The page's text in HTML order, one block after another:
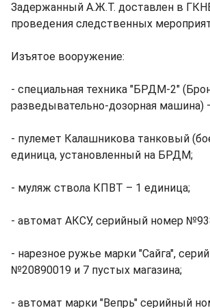
Задержанный А.Ж.Т. доставлен в
проведения следственных
Изъятое вооружение:
- специальная техника "БРДМ-2"
разведывательно-дозорная машина)
- пулемет Калашникова танковый
единица, установленный на БРДМ;
- муляж ствола КПВТ – 1 единица;
- автомат АКСУ, серийный номер
- нарезное ружье марки "Сайга",
№20890019 и 7 пустых магазина;
- автомат марки "Вепрь" серийный